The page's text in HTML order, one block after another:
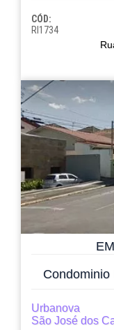
CÓD:
RI1734
Condominio
Urbanova
São José dos